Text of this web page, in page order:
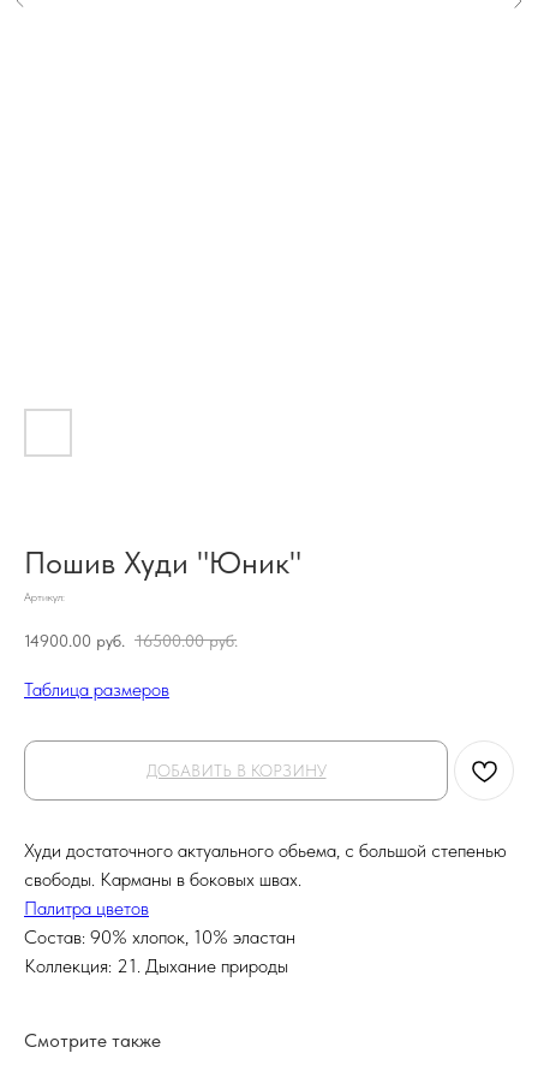
Пошив Худи "Юник"
Артикул:
14900.00 руб. 16500.00 руб.
Таблица размеров
ДОБАВИТЬ В КОРЗИНУ
Худи достаточного актуального обьема, с большой степенью
свободы. Карманы в боковых швах.
Палитра цветов
Состав: 90% хлопок, 10% эластан
Коллекция: 21. Дыхание природы
Смотрите также